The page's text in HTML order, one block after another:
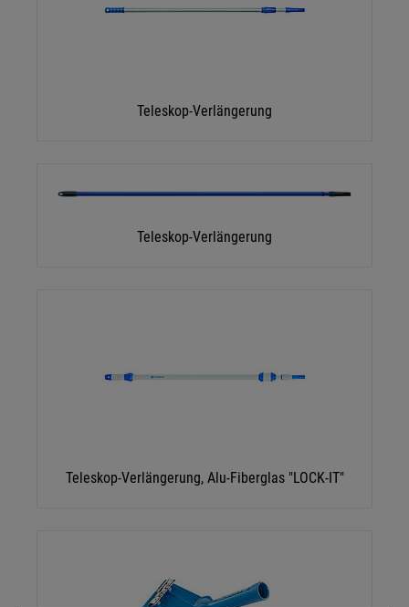
Teleskop-Verlängerung
Teleskop-Verlängerung
Teleskop-Verlängerung, Alu-Fiberglas "LOCK-IT"